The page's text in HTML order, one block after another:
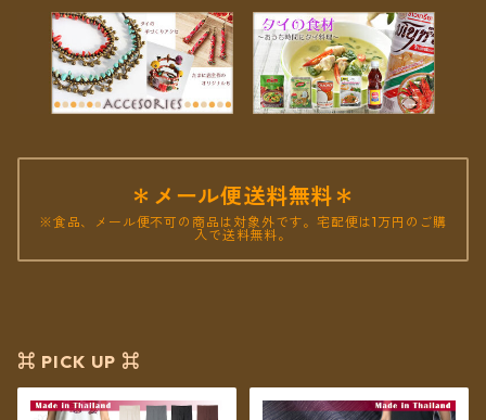
＊メール便送料無料＊
※食品、メール便不可の商品は対象外です。宅配便は1万円のご購
入で送料無料。
⌘ PICK UP ⌘